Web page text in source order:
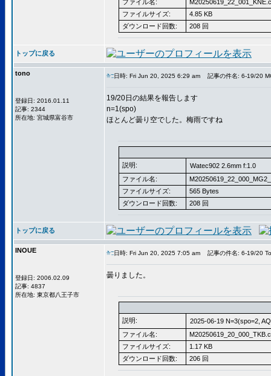
ファイル名:
ファイルサイズ:
4.85 KB
ダウンロード回数:
208 回
トップに戻る
tono
登録日: 2016.01.11
記事: 2344
所在地: 宮城県富谷市
日時: Fri Jun 20, 2025 6:29 am 記事の件名: 6-19/20
19/20日の結果を報告します
n=1(spo)
ほとんど曇り空でした。梅雨ですね
説明:
Watec902 2.6mm f:1.0
ファイル名:
ファイルサイズ:
565 Bytes
ダウンロード回数:
208 回
トップに戻る
INOUE
登録日: 2006.02.09
記事: 4837
所在地: 東京都八王子市
日時: Fri Jun 20, 2025 7:05 am 記事の件名: 6-19/20
曇りました。
説明:
2025-06-19 N=3(spo=2,
ファイル名:
ファイルサイズ:
1.17 KB
ダウンロード回数:
206 回